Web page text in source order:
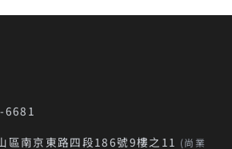
6681
區南京東路四段186號9樓之11 (尚業